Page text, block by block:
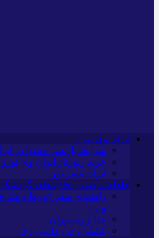
ایران وی تورز
شرایط بازنشر محتوا در
خرید رپورتاژ ایران وی تورز
ایران سفر تور
جاهای دیدنی و جاذبه‌های
راهنمای سفر (تورها و
و…)
غذا و رستوران
کشاورزی و دامپروری